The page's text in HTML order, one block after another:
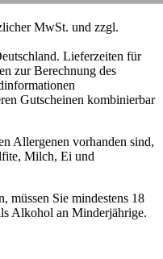
MwSt. und zzgl.
Lieferzeiten für
zur Berechnung des
Gutscheinen kombinierbar
Allergenen vorhanden sind,
Milch, Ei und
müssen Sie mindestens 18
Alkohol an Minderjährige.